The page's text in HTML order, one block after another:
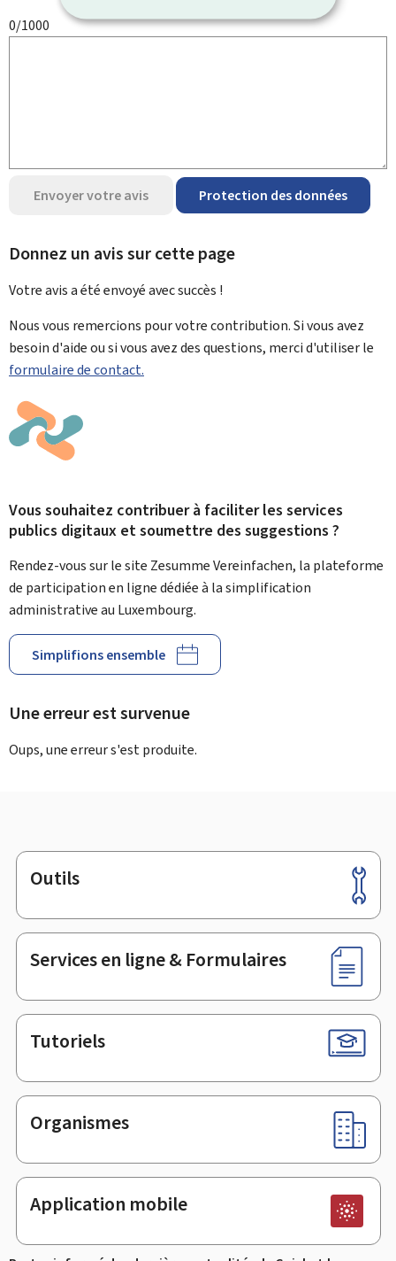
0/1000
Envoyer votre avis Protection des données
Donnez un avis sur cette page
Votre avis a été envoyé avecsuccès !
Nous vous remercions pour votre contribution. Si vous avez
besoin d'aide ou si vous avez des questions, merci d'utiliser le
formulaire de contact.
Vous souhaitez contribuer à faciliter les services
publics digitaux et soumettre des suggestions ?
Rendez-vous sur le site Zesumme Vereinfachen, la plateforme
de participation en ligne dédiée à la simplification
administrative au Luxembourg.
Simplifions ensemble
Une erreur est survenue
Oups, une erreur s'est produite.
Pied
de
page
Outils
Services en ligne & Formulaires
Tutoriels
Organismes
Application mobile